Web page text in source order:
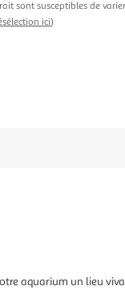
sont susceptibles de
ici)
aquarium un lieu